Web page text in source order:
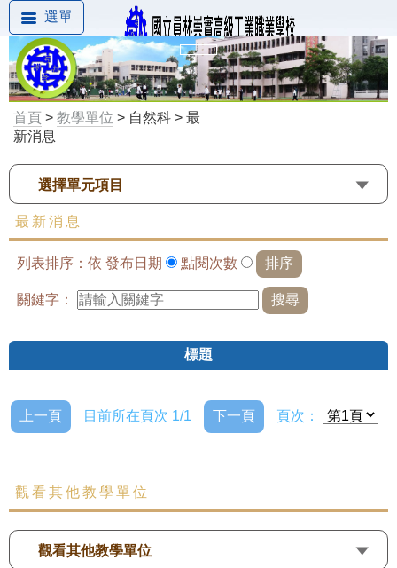
選單
首頁 > 教學單位 > 自然科 > 最
新消息
選擇單元項目
最新消息
列表排序：依 發布日期 點閱次數
關鍵字：
標題
上一頁 目前所在頁次 1/1 下一頁 頁次：
觀看其他教學單位
觀看其他教學單位